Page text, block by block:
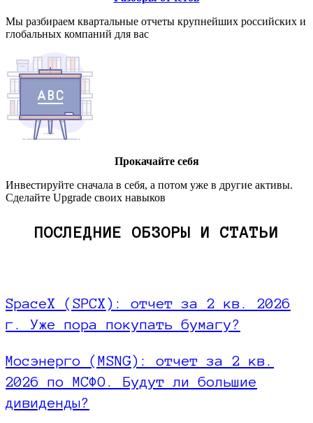
Мы разбираем квартальные отчеты крупнейших российских и
глобальных компаний для вас
Прокачайте себя
Инвестируйте сначала в себя, а потом уже в другие активы.
Сделайте Upgrade своих навыков
ПОСЛЕДНИЕ ОБЗОРЫ И СТАТЬИ
SpaceX (SPCX): отчет за 2 кв. 2026
г. Уже пора покупать бумагу?
Мосэнерго (MSNG): отчет за 2 кв.
2026 по МСФО. Будут ли большие
дивиденды?